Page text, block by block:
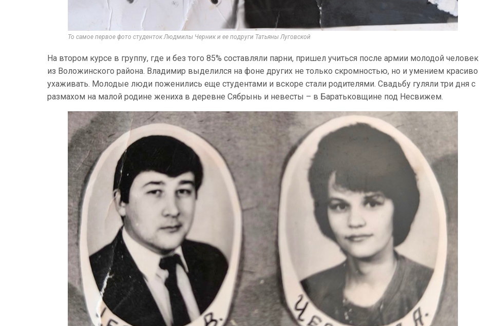
То самое первое фото студенток Людмилы Черник и ее подруги Татьяны Луговской
На втором курсе в группу, где и без того 85% составляли парни, пришел учиться после армии молодой человек
из Воложинского района. Владимир выделился на фоне других не только скромностью, но и умением красиво
ухаживать. Молодые люди поженились еще студентами и вскоре стали родителями. Свадьбу гуляли три дня с
размахом на малой родине жениха в деревне Сябрынь и невесты – в Баратьковщине под Несвижем.